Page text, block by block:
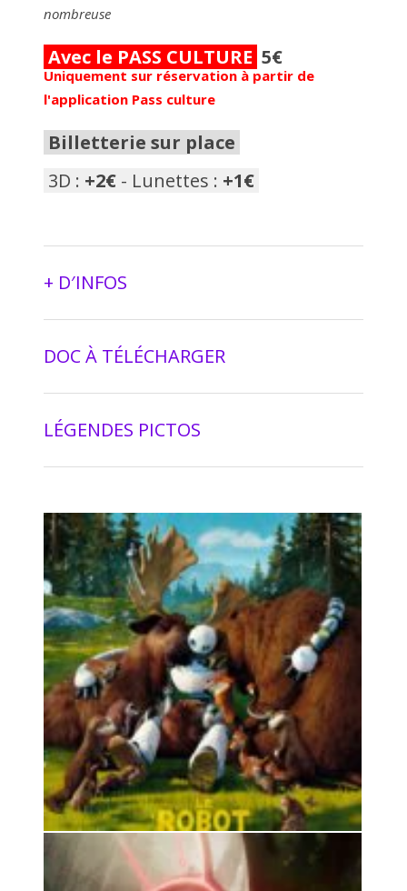
nombreuse
Avec le PASS CULTURE 5€
Uniquement sur réservation à partir de
l'application Pass culture
Billetterie sur place
3D : +2€ - Lunettes : +1€
+ D′INFOS
DOC À TÉLÉCHARGER
LÉGENDES PICTOS